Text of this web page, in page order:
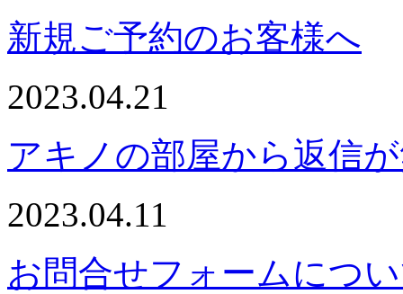
新規ご予約のお客様へ
2023.04.21
アキノの部屋から返信
2023.04.11
お問合せフォームにつ